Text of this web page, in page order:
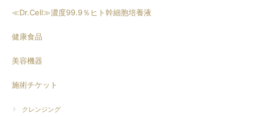
≪Dr.Cell≫濃度99.9％ヒト幹細胞培養液
健康食品
美容機器
施術チケット
クレンジング